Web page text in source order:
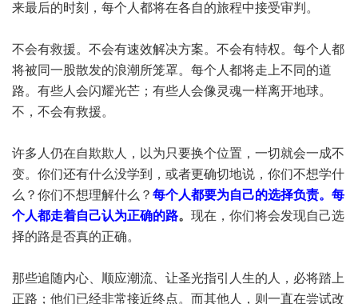
来最后的时刻，每个人都将在各自的旅程中接受审判。
不会有救援。不会有速效解决方案。不会有特权。每个人都
将被同一股散发的浪潮所笼罩。每个人都将走上不同的道
路。有些人会闪耀光芒；有些人会像灵魂一样离开地球。
不，不会有救援。
许多人仍在自欺欺人，以为只要换个位置，一切就会一成不
变。你们还有什么没学到，或者更确切地说，你们不想学什
么？你们不想理解什么？ 每个人都要为自己的选择负责。每
个人都走着自己认为正确的路。 现在，你们将会发现自己选
择的路是否真的正确。
那些追随内心、顺应潮流、让圣光指引人生的人，必将踏上
正路；他们已经非常接近终点。而其他人，则一直在尝试改